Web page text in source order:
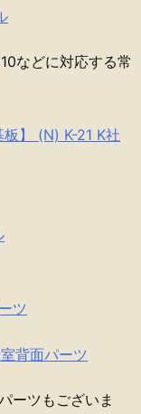
などに対応する常
板】 (N) K-21 K社
ツ
背面パーツ
ーツもございま